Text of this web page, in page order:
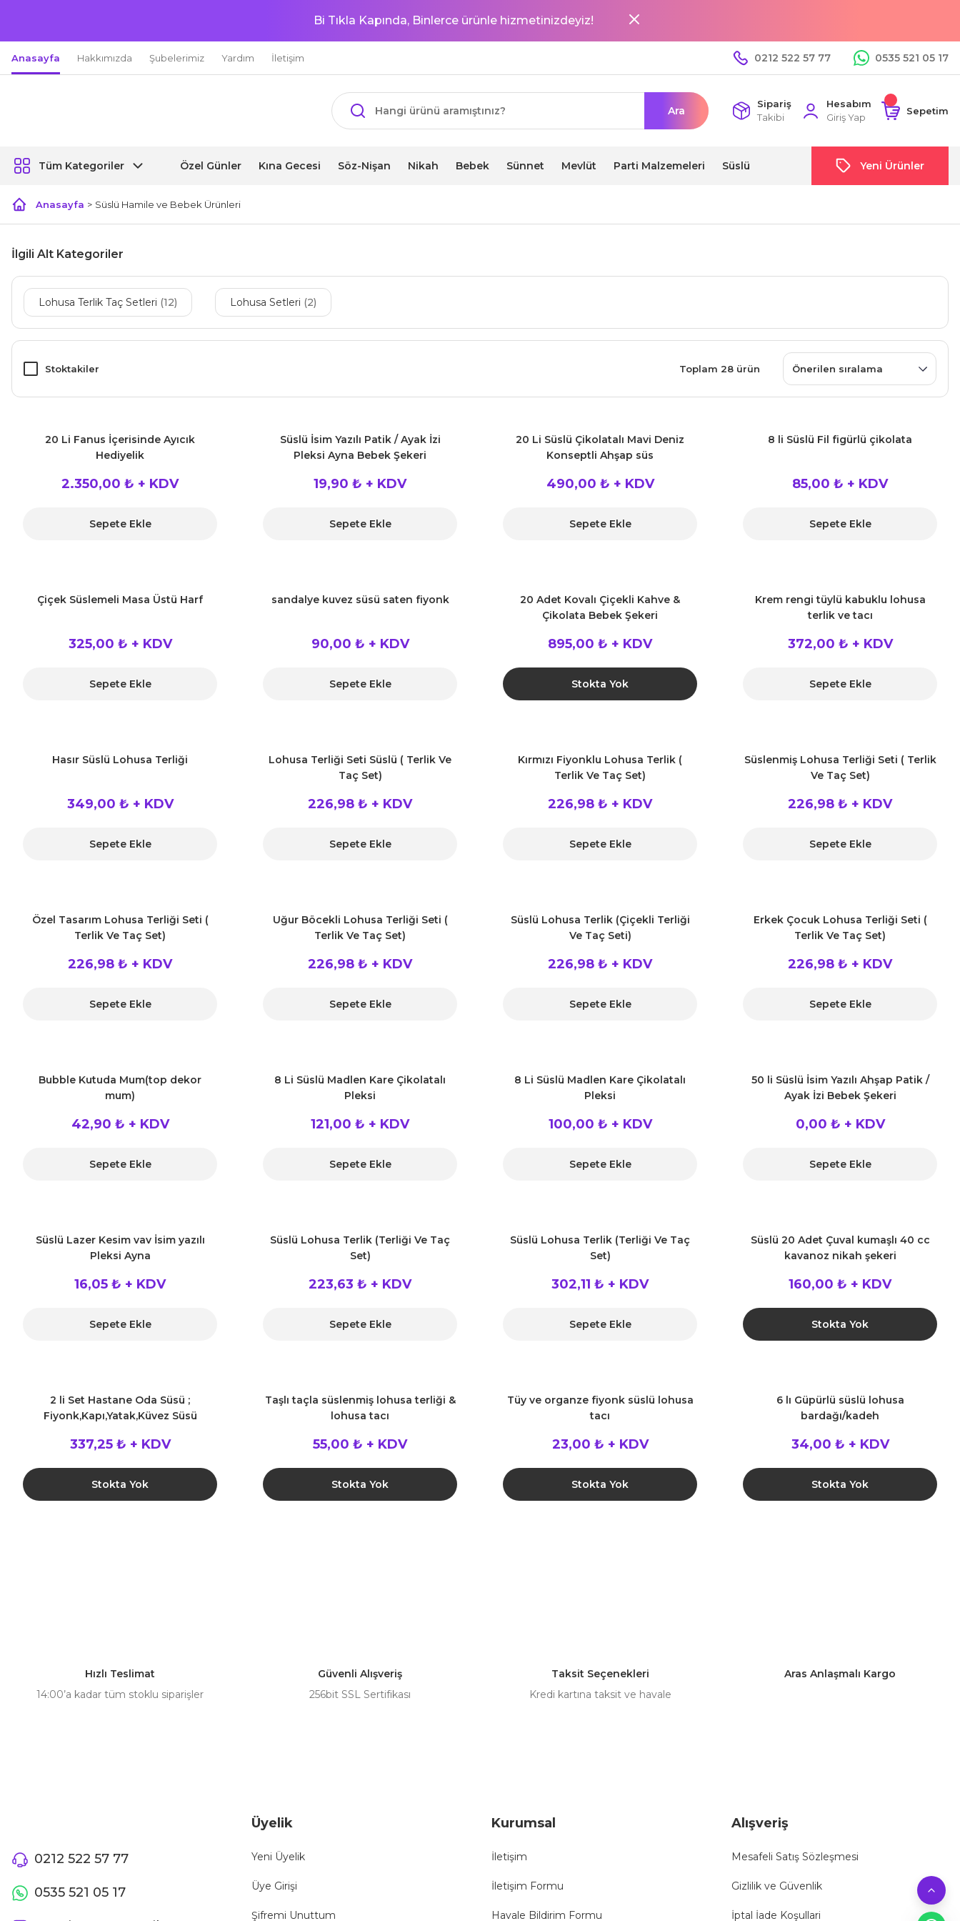
Bi Tıkla Kapında, Binlerce ürünle hizmetinizdeyiz!
Anasayfa Hakkımızda Şubelerimiz Yardım İletişim 0212 522 57 77 0535 521 05 17
Ara
Sipariş
Takibi
Hesabım
Giriş Yap
Sepetim
Tüm Kategoriler Özel Günler Kına Gecesi Söz-Nişan Nikah Bebek Sünnet Mevlüt Parti Malzemeleri Süslü Yeni Ürünler
Anasayfa Süslü Hamile ve Bebek Ürünleri
İlgili Alt Kategoriler
Lohusa Terlik Taç Setleri (12) Lohusa Setleri (2)
Stoktakiler Toplam 28 ürün
20 Li Fanus İçerisinde Ayıcık
Hediyelik
2.350,00 ₺ + KDV
Sepete Ekle
Süslü İsim Yazılı Patik / Ayak İzi
Pleksi Ayna Bebek Şekeri
19,90 ₺ + KDV
Sepete Ekle
20 Li Süslü Çikolatalı Mavi Deniz
Konseptli Ahşap süs
490,00 ₺ + KDV
Sepete Ekle
8 li Süslü Fil figürlü çikolata
85,00 ₺ + KDV
Sepete Ekle
Çiçek Süslemeli Masa Üstü Harf
325,00 ₺ + KDV
Sepete Ekle
sandalye kuvez süsü saten fiyonk
90,00 ₺ + KDV
Sepete Ekle
20 Adet Kovalı Çiçekli Kahve &
Çikolata Bebek Şekeri
895,00 ₺ + KDV
Stokta Yok
Krem rengi tüylü kabuklu lohusa
terlik ve tacı
372,00 ₺ + KDV
Sepete Ekle
Hasır Süslü Lohusa Terliği
349,00 ₺ + KDV
Sepete Ekle
Lohusa Terliği Seti Süslü ( Terlik Ve
Taç Set)
226,98 ₺ + KDV
Sepete Ekle
Kırmızı Fiyonklu Lohusa Terlik (
Terlik Ve Taç Set)
226,98 ₺ + KDV
Sepete Ekle
Süslenmiş Lohusa Terliği Seti ( Terlik
Ve Taç Set)
226,98 ₺ + KDV
Sepete Ekle
Özel Tasarım Lohusa Terliği Seti (
Terlik Ve Taç Set)
226,98 ₺ + KDV
Sepete Ekle
Uğur Böcekli Lohusa Terliği Seti (
Terlik Ve Taç Set)
226,98 ₺ + KDV
Sepete Ekle
Süslü Lohusa Terlik (Çiçekli Terliği
Ve Taç Seti)
226,98 ₺ + KDV
Sepete Ekle
Erkek Çocuk Lohusa Terliği Seti (
Terlik Ve Taç Set)
226,98 ₺ + KDV
Sepete Ekle
Bubble Kutuda Mum(top dekor
mum)
42,90 ₺ + KDV
Sepete Ekle
8 Li Süslü Madlen Kare Çikolatalı
Pleksi
121,00 ₺ + KDV
Sepete Ekle
8 Li Süslü Madlen Kare Çikolatalı
Pleksi
100,00 ₺ + KDV
Sepete Ekle
50 li Süslü İsim Yazılı Ahşap Patik /
Ayak İzi Bebek Şekeri
0,00 ₺ + KDV
Sepete Ekle
Süslü Lazer Kesim vav İsim yazılı
Pleksi Ayna
16,05 ₺ + KDV
Sepete Ekle
Süslü Lohusa Terlik (Terliği Ve Taç
Set)
223,63 ₺ + KDV
Sepete Ekle
Süslü Lohusa Terlik (Terliği Ve Taç
Set)
302,11 ₺ + KDV
Sepete Ekle
Süslü 20 Adet Çuval kumaşlı 40 cc
kavanoz nikah şekeri
160,00 ₺ + KDV
Stokta Yok
2 li Set Hastane Oda Süsü ;
Fiyonk,Kapı,Yatak,Küvez Süsü
337,25 ₺ + KDV
Stokta Yok
Taşlı taçla süslenmiş lohusa terliği &
lohusa tacı
55,00 ₺ + KDV
Stokta Yok
Tüy ve organze fiyonk süslü lohusa
tacı
23,00 ₺ + KDV
Stokta Yok
6 lı Güpürlü süslü lohusa
bardağı/kadeh
34,00 ₺ + KDV
Stokta Yok
Hızlı Teslimat
14:00’a kadar tüm stoklu siparişler
Güvenli Alışveriş
256bit SSL Sertifikası
Taksit Seçenekleri
Kredi kartına taksit ve havale
Aras Anlaşmalı Kargo
0212 522 57 77
0535 521 05 17
Üyelik
Yeni Üyelik
Üye Girişi
Şifremi Unuttum
Kurumsal
İletişim
İletişim Formu
Havale Bildirim Formu
Alışveriş
Mesafeli Satış Sözleşmesi
Gizlilik ve Güvenlik
İptal İade Koşullari